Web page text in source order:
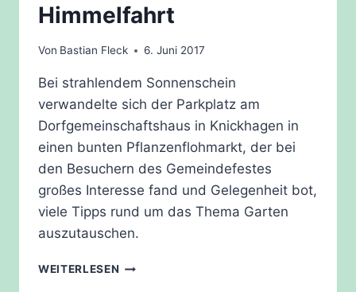
Himmelfahrt
Von Bastian Fleck 6. Juni 2017
Bei strahlendem Sonnenschein
verwandelte sich der Parkplatz am
Dorfgemeinschaftshaus in Knickhagen in
einen bunten Pflanzenflohmarkt, der bei
den Besuchern des Gemeindefestes
großes Interesse fand und Gelegenheit bot,
viele Tipps rund um das Thema Garten
auszutauschen.
WEITERLESEN PFLANZENFLOHMARKT